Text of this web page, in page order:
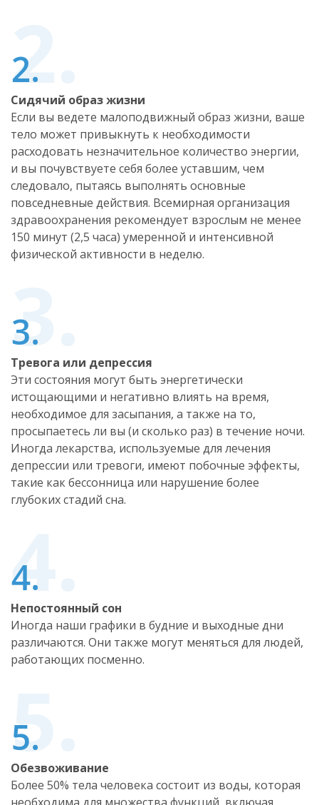
Сидячий образ жизни
Если вы ведете малоподвижный образ жизни, ваше
тело может привыкнуть к необходимости
расходовать незначительное количество энергии,
и вы почувствуете себя более уставшим, чем
следовало, пытаясь выполнять основные
повседневные действия. Всемирная организация
здравоохранения рекомендует взрослым не менее
150 минут (2,5 часа) умеренной и интенсивной
физической активности в неделю.
Тревога или депрессия
Эти состояния могут быть энергетически
истощающими и негативно влиять на время,
необходимое для засыпания, а также на то,
просыпаетесь ли вы (и сколько раз) в течение ночи.
Иногда лекарства, используемые для лечения
депрессии или тревоги, имеют побочные эффекты,
такие как бессонница или нарушение более
глубоких стадий сна.
Непостоянный сон
Иногда наши графики в будние и выходные дни
различаются. Они также могут меняться для людей,
работающих посменно.
Обезвоживание
Более 50% тела человека состоит из воды, которая